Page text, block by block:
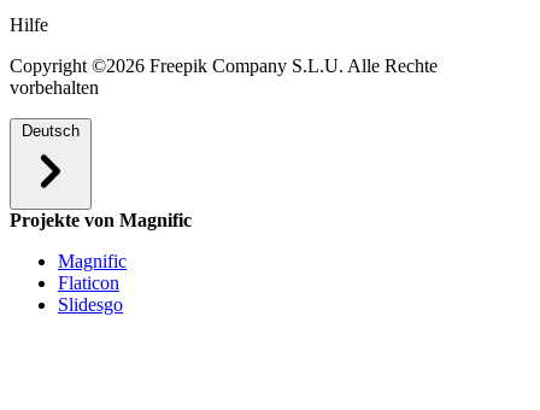
Hilfe
Copyright ©2026 Freepik Company S.L.U. Alle Rechte
vorbehalten
Deutsch
Projekte von Magnific
Magnific
Flaticon
Slidesgo